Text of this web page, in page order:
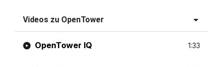
Videos zu OpenTower
OpenTower IQ 1:33